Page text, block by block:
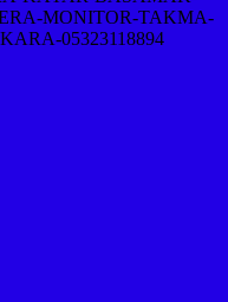
MONITOR-TAKMA-
05323118894